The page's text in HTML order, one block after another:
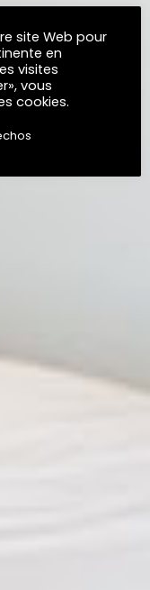
site Web pour
en
visites
vous
cookies.